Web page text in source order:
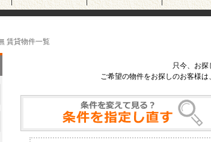
賃貸物件一覧
只今、お探
ご希望の物件をお探しのお客様は